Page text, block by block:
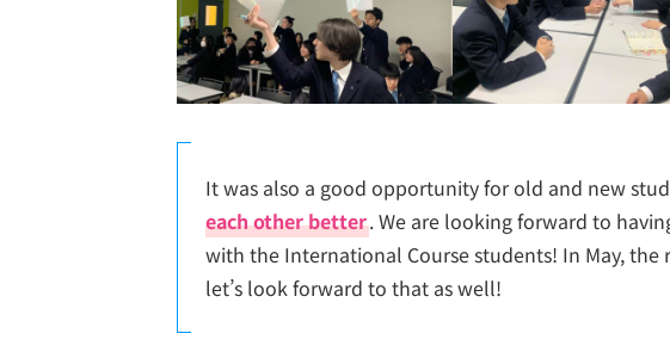
It was also a good opportunity for old and new
each other better. We are looking forward to
with the International Course students! In May, the
let’s look forward to that as well!